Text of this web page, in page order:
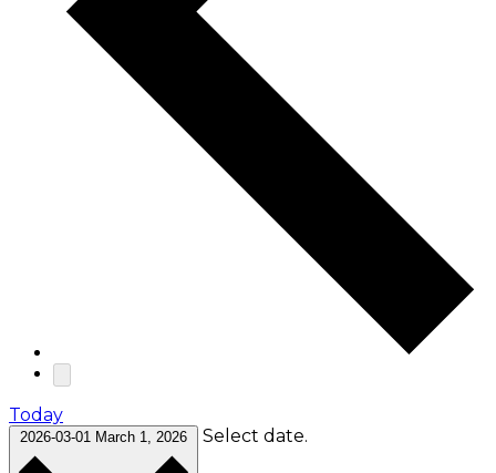
Today
2026-03-01 March 1, 2026 Select date.